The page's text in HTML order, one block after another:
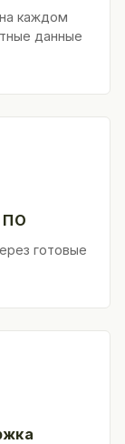
каждом
данные
ПО
готовые